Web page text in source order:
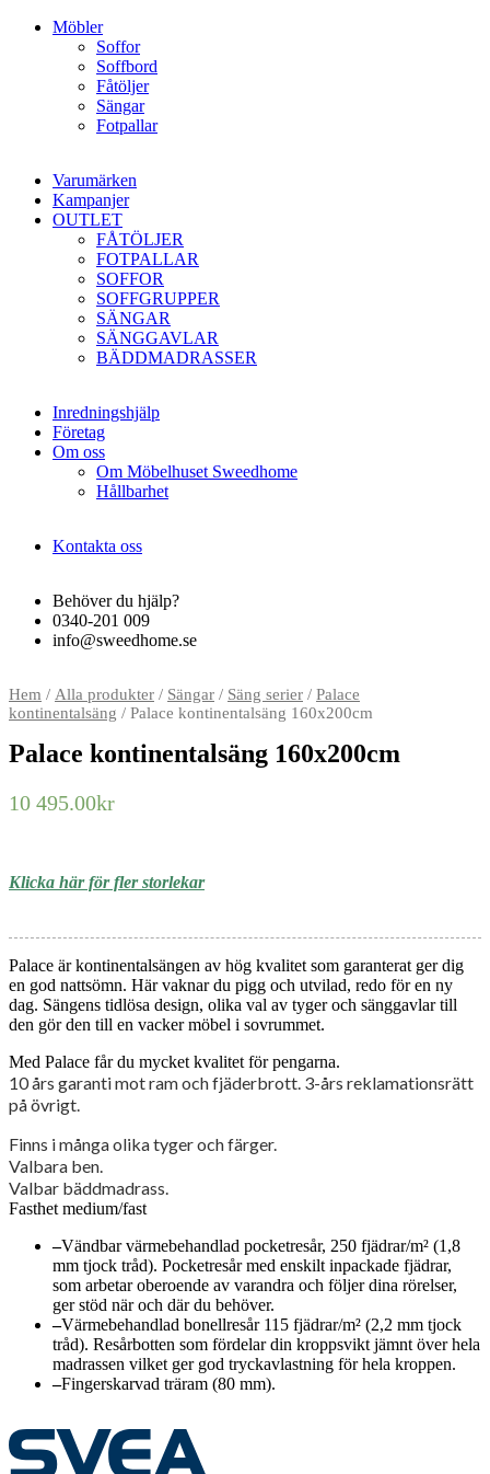
Möbler
Soffor
Soffbord
Fåtöljer
Sängar
Fotpallar
Varumärken
Kampanjer
OUTLET
FÅTÖLJER
FOTPALLAR
SOFFOR
SOFFGRUPPER
SÄNGAR
SÄNGGAVLAR
BÄDDMADRASSER
Inredningshjälp
Företag
Om oss
Om Möbelhuset Sweedhome
Hållbarhet
Kontakta oss
Behöver du hjälp?
0340-201 009
info@sweedhome.se
Hem / Alla produkter / Sängar / Säng serier / Palace
kontinentalsäng / Palace kontinentalsäng 160x200cm
Palace kontinentalsäng 160x200cm
10 495.00kr
Klicka här för fler storlekar
Palace är kontinentalsängen av hög kvalitet som garanterat ger dig
en god nattsömn. Här vaknar du pigg och utvilad, redo för en ny
dag. Sängens tidlösa design, olika val av tyger och sänggavlar till
den gör den till en vacker möbel i sovrummet.
Med Palace får du mycket kvalitet för pengarna.
10 års garanti mot ram och fjäderbrott. 3-års reklamationsrätt
på övrigt.
Finns i många olika tyger och färger.
Valbara ben.
Valbar bäddmadrass.
Fasthet medium/fast
–Vändbar värmebehandlad pocketresår, 250 fjädrar/m² (1,8
mm tjock tråd). Pocketresår med enskilt inpackade fjädrar,
som arbetar oberoende av varandra och följer dina rörelser,
ger stöd när och där du behöver.
–Värmebehandlad bonellresår 115 fjädrar/m² (2,2 mm tjock
tråd). Resårbotten som fördelar din kroppsvikt jämnt över hela
madrassen vilket ger god tryckavlastning för hela kroppen.
–Fingerskarvad träram (80 mm).